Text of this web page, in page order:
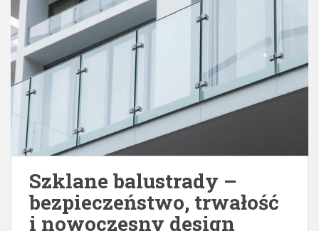
Szklane balustrady –
bezpieczeństwo, trwałość
i nowoczesny design